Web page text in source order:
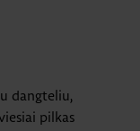
dangteliu,
pilkas